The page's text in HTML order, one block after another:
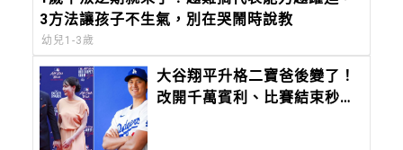
3方法讓孩子不生氣，別在哭鬧時說教
幼兒1-3歲
大谷翔平升格二寶爸後變了！
改開千萬賓利、比賽結束秒回